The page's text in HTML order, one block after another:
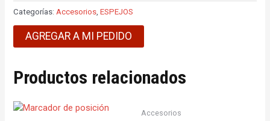
Categorías:Accesorios,ESPEJOS
AGREGAR A MI PEDIDO
Productos relacionados
Accesorios